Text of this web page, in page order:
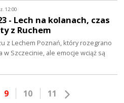
12:00
- Lech na kolanach, czas
z Ruchem
z Lechem Poznań, który rozegrano
w Szczecinie, ale emocje wciąż są
9 10 11